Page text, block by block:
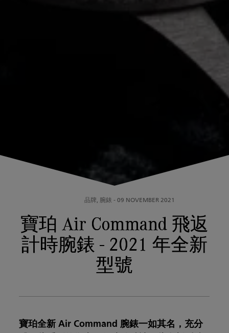
品牌, 腕錶 - 09 NOVEMBER 2021
寶珀 Air Command 飛返
計時腕錶 - 2021 年全新
型號
寶珀全新 Air Command 腕錶一如其名，充分